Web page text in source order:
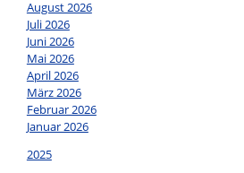
August 2026
Juli 2026
Juni 2026
Mai 2026
April 2026
März 2026
Februar 2026
Januar 2026
2025